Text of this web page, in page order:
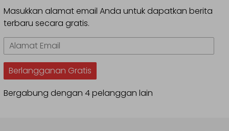
Masukkan alamat email Anda untuk dapatkan berita
terbaru secara gratis.
Alamat
Email
Berlangganan Gratis
Bergabung dengan 4 pelanggan lain